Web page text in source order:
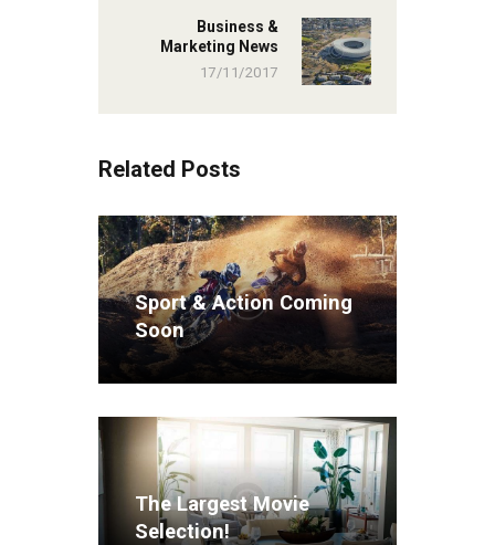
Business &
Marketing News
17/11/2017
Related Posts
Sport & Action Coming
Soon
The Largest Movie
Selection!